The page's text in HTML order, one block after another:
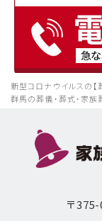
新型コロナウイルスの【
群馬の葬儀・葬式・家族
〒